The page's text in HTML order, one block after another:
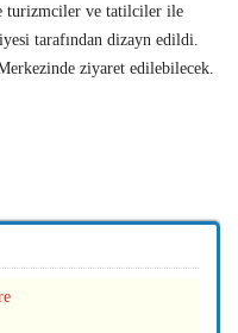
turizmciler ve tatilciler ile
tarafından dizayn edildi.
ziyaret edilebilecek.